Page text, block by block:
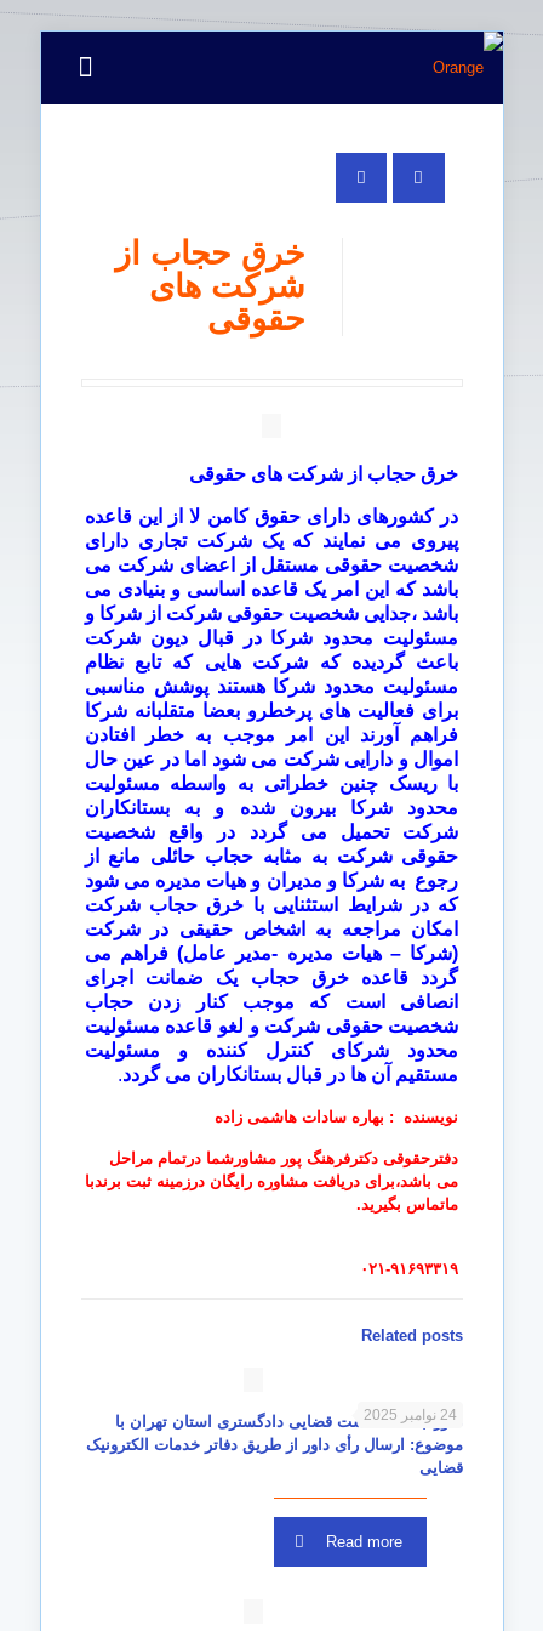
خرق حجاب از
شرکت های
حقوقی
خرق حجاب از شرکت های حقوقی
در کشورهای دارای حقوق کامن لا از این قاعده
پیروی می نمایند که یک شرکت تجاری دارای
شخصیت حقوقی مستقل از اعضای شرکت می
باشد که این امر یک قاعده اساسی و بنیادی می
باشد ،جدایی شخصیت حقوقی شرکت از شرکا و
مسئولیت محدود شرکا در قبال دیون شرکت
باعث گردیده که شرکت هایی که تابع نظام
مسئولیت محدود شرکا هستند پوشش مناسبی
برای فعالیت های پرخطرو بعضا متقلبانه شرکا
فراهم آورند این امر موجب به خطر افتادن
اموال و دارایی شرکت می شود اما در عین حال
با ریسک چنین خطراتی به واسطه مسئولیت
محدود شرکا بیرون شده و به بستانکاران
شرکت تحمیل می گردد در واقع شخصیت
حقوقی شرکت به مثابه حجاب حائلی مانع از
رجوع به شرکا و مدیران و هیات مدیره می شود
که در شرایط استثنایی با خرق حجاب شرکت
امکان مراجعه به اشخاص حقیقی در شرکت
(شرکا –هیات مدیره -مدیر عامل) فراهم می
گردد قاعده خرق حجاب یک ضمانت اجرای
انصافی است که موجب کنار زدن حجاب
شخصیت حقوقی شرکت و لغو قاعده مسئولیت
محدود شرکای کنترل کننده و مسئولیت
مستقیم آن ها در قبال بستانکاران می گردد.
نویسنده : بهاره سادات هاشمی زاده
دفترحقوقی دکترفرهنگ پور مشاورشما درتمام مراحل
می باشد،برای دریافت مشاوره رایگان درزمینه ثبت برندبا
ماتماس بگیرید.
۰۲۱-۹۱۶۹۳۳۱۹
Related posts
24 نوامبر 2025
صورتجلسه نشست قضایی دادگستری استان تهران با
موضوع: ارسال رأی داور از طریق دفاتر خدمات الکترونیک
قضایی
Read more